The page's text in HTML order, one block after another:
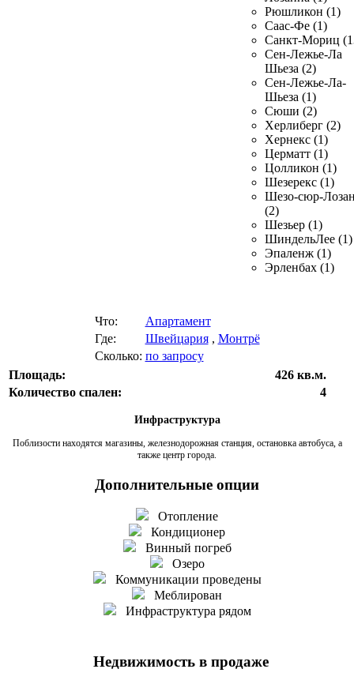
Рюшликон (1)
Саас-Фе (1)
Санкт-Мориц
Сен-Лежье-Ла
Шьеза (2)
Сен-Лежье-Ла-
Шьеза (1)
Сюши (2)
Херлиберг (2)
Хернекс (1)
Церматт (1)
Цолликон (1)
Шезерекс (1)
Шезо-сюр-
(2)
Шезьер (1)
ШиндельЛее (1)
Эпаленж (1)
Эрленбах (1)
Что:
Апартамент
Где:
Швейцария, Монтрё
Сколько: по запросу
Площадь:
426 кв.м.
Количество спален:
4
Инфраструктура
Поблизости находятся магазины, железнодорожная станция, остановка автобуса, а
также центр города.
Дополнительные опции
Отопление
Кондиционер
Винный погреб
Озеро
Коммуникации проведены
Меблирован
Инфраструктура рядом
Недвижимость в продаже